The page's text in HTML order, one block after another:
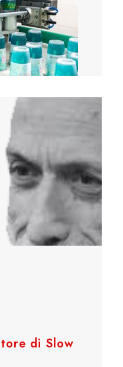
di Slow